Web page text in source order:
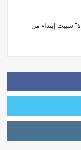
سيبث إبتداء من